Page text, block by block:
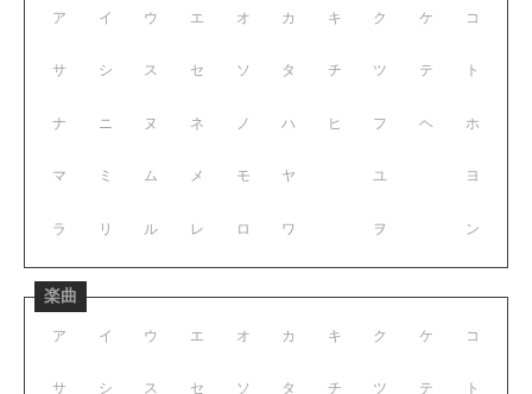
ア イ ウ エ オ
サ シ ス セ ソ
ナ ニ ヌ ネ ノ
マ ミ ム メ モ
ラ リ ル レ ロ
カ キ ク ケ コ
タ チ ツ テ ト
ハ ヒ フ ヘ ホ
ヤ ユ ヨ
ワ ヲ ン
楽曲
ア イ ウ エ オ
サ シ ス セ ソ
カ キ ク ケ コ
タ チ ツ テ ト